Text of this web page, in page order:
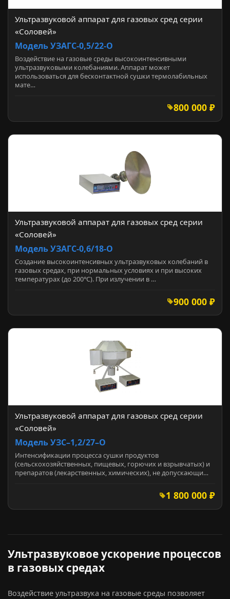
Ультразвуковой аппарат для газовых сред серии
«Соловей»
Модель УЗАГС-0,5/22-О
Воздействие на газовые среды высокоинтенсивными
ультразвуковыми колебаниями. Аппарат может
использоваться для бесконтактной сушки термолабильных
мате…
800 000 ₽
Ультразвуковой аппарат для газовых сред серии
«Соловей»
Модель УЗАГС-0,6/18-О
Создание высокоинтенсивных ультразвуковых колебаний в
газовых средах, при нормальных условиях и при высоких
температурах (до 200°С). При излучении в …
900 000 ₽
Ультразвуковой аппарат для газовых сред серии
«Соловей»
Модель УЗС–1,2/27–О
Интенсификации процесса сушки продуктов
(сельскохозяйственных, пищевых, горючих и взрывчатых) и
препаратов (лекарственных, химических), не допускающи…
1 800 000 ₽
Ультразвуковое ускорение процессов
в газовых средах
Воздействие ультразвука на газовые среды позволяет